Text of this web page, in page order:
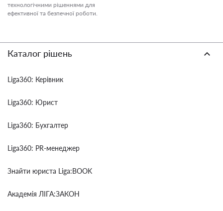
технологічними рішеннями для
ефективної та безпечної роботи.
Каталог рішень
Liga360: Керівник
Liga360: Юрист
Liga360: Бухгалтер
Liga360: PR-менеджер
Знайти юриста Liga:BOOK
Академія ЛІГА:ЗАКОН